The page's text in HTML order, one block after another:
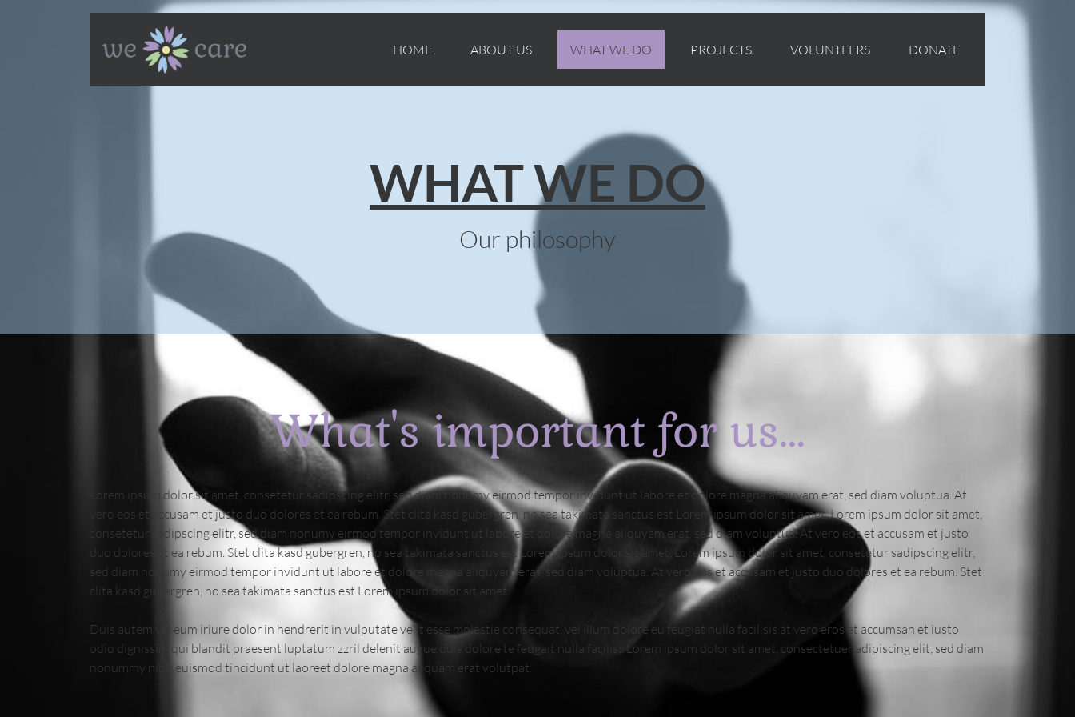
HOME ABOUT US WHAT WE DO PROJECTS VOLUNTEERS DONATE
WHAT WE DO
Our philosophy
What's important for us...
Lorem ipsum dolor sit amet, consetetur sadipscing elitr, sed diam nonumy eirmod tempor invidunt ut labore et dolore magna aliquyam erat, sed diam voluptua. At
vero eos et accusam et justo duo dolores et ea rebum. Stet clita kasd gubergren, no sea takimata sanctus est Lorem ipsum dolor sit amet. Lorem ipsum dolor sit amet,
consetetur sadipscing elitr, sed diam nonumy eirmod tempor invidunt ut labore et dolore magna aliquyam erat, sed diam voluptua. At vero eos et accusam et justo
duo dolores et ea rebum. Stet clita kasd gubergren, no sea takimata sanctus est Lorem ipsum dolor sit amet. Lorem ipsum dolor sit amet, consetetur sadipscing elitr,
sed diam nonumy eirmod tempor invidunt ut labore et dolore magna aliquyam erat, sed diam voluptua. At vero eos et accusam et justo duo dolores et ea rebum. Stet
clita kasd gubergren, no sea takimata sanctus est Lorem ipsum dolor sit amet.
Duis autem vel eum iriure dolor in hendrerit in vulputate velit esse molestie consequat, vel illum dolore eu feugiat nulla facilisis at vero eros et accumsan et iusto
odio dignissim qui blandit praesent luptatum zzril delenit augue duis dolore te feugait nulla facilisi. Lorem ipsum dolor sit amet, consectetuer adipiscing elit, sed diam
nonummy nibh euismod tincidunt ut laoreet dolore magna aliquam erat volutpat.